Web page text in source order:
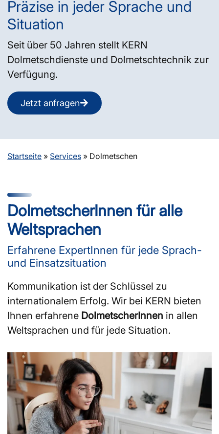
Präzise in jeder Sprache und
Situation
Seit über 50 Jahren stellt KERN
Dolmetschdienste und Dolmetschtechnik zur
Verfügung.
Jetzt anfragen
Startseite » Services » Dolmetschen
DolmetscherInnen für alle
Weltsprachen
Erfahrene ExpertInnen für jede Sprach-
und Einsatzsituation
Kommunikation ist der Schlüssel zu
internationalem Erfolg. Wir bei KERN bieten
Ihnen erfahrene DolmetscherInnen in allen
Weltsprachen und für jede Situation.